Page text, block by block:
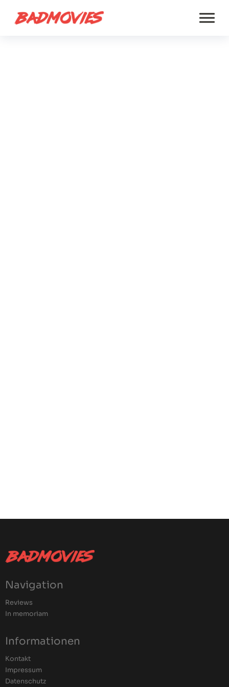
Navigation
Reviews
In memoriam
Informationen
Kontakt
Impressum
Datenschutz